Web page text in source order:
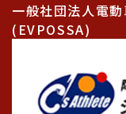
一般社団法人電
(EVPOSSA)